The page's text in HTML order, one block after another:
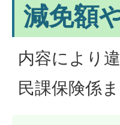
減免額
内容により
民課保険係